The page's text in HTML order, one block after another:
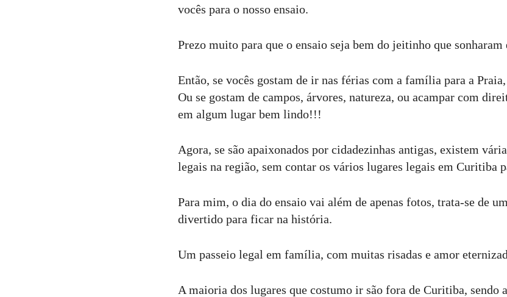
vocês para o nosso ensaio.
Prezo muito para que o ensaio seja bem do jeitinho que
Então, se vocês gostam de ir nas férias com a família para a
Ou se gostam de campos, árvores, natureza, ou acampar com
em algum lugar bem lindo!!!
Agora, se são apaixonados por cidadezinhas antigas, existem
legais na região, sem contar os vários lugares legais em Curitiba
Para mim, o dia do ensaio vai além de apenas fotos, trata-se de
divertido para ficar na história.
Um passeio legal em família, com muitas risadas e amor
A maioria dos lugares que costumo ir são fora de Curitiba, sendo